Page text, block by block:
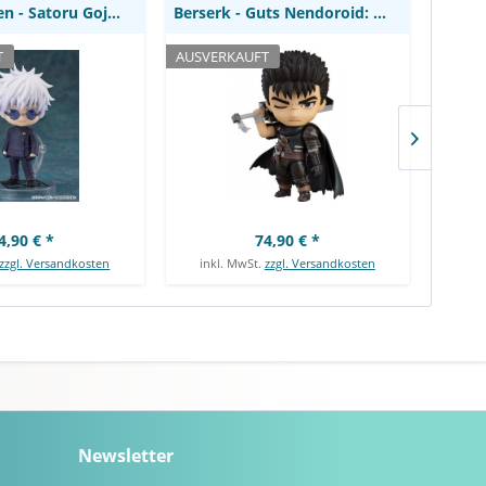
Jujutsu Kaisen - Satoru Gojo: Nendoroid Tokyo...
€ *
zzgl. Versandkosten
AUSVERKAUFT
Berserk - Guts Nendoroid: Good Smile Company
74,90 € *
inkl. MwSt. zzgl. Versandkosten
Newsletter